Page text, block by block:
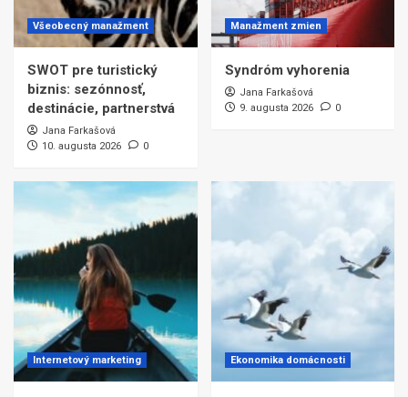
Všeobecný manažment
SWOT pre turistický
biznis: sezónnosť,
destinácie, partnerstvá
Jana Farkašová
10. augusta 2026
0
Manažment zmien
Syndróm vyhorenia
Jana Farkašová
9. augusta 2026
0
Internetový marketing Ekonomika domácnosti